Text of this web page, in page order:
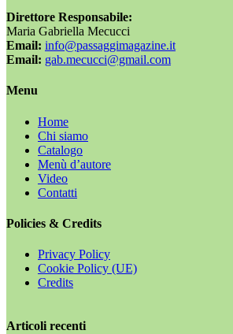
Direttore Responsabile:
Maria Gabriella Mecucci
Email: info@passaggimagazine.it
Email: gab.mecucci@gmail.com
Menu
Home
Chi siamo
Catalogo
Menù d’autore
Video
Contatti
Policies & Credits
Privacy Policy
Cookie Policy (UE)
Credits
Articoli recenti